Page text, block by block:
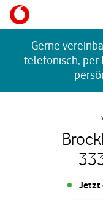
Skip to content
Gerne
telefonisch, per
Jetzt